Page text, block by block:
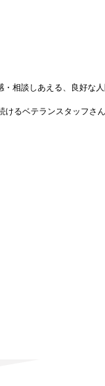
相談しあえる、良好な
るベテランスタッフさん